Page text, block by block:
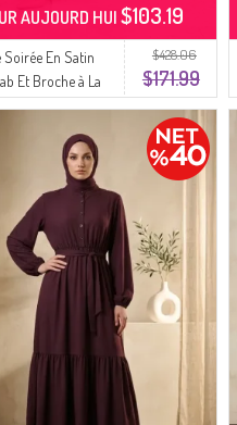
$428.06
$171.99
Soirée En Satin
Et Broche à La
05 Prune
AUJOURD HUI $103.19